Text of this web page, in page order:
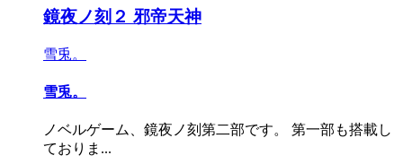
鏡夜ノ刻２ 邪帝天神
雪兎。
雪兎。
ノベルゲーム、鏡夜ノ刻第二部です。 第一部も搭載し
ておりま...